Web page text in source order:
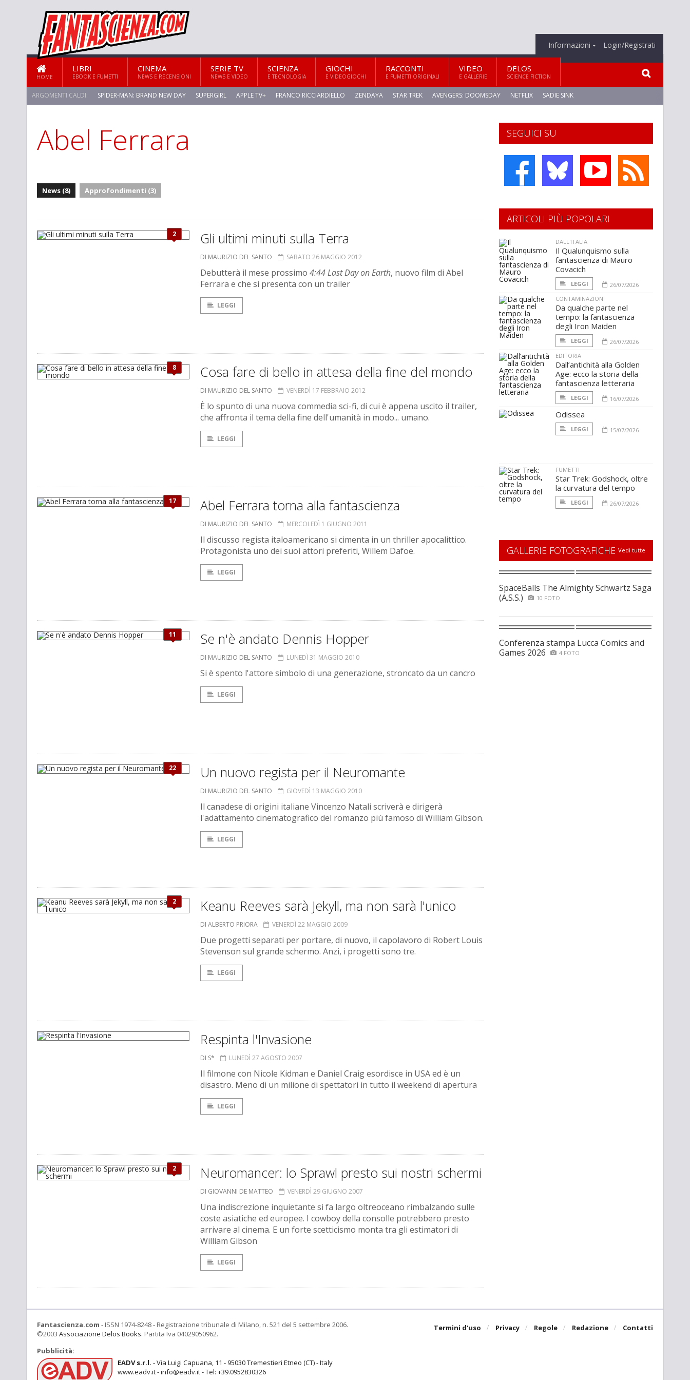
Informazioni Login/Registrati
HOME
LIBRI
EBOOK E FUMETTI
CINEMA
NEWS E RECENSIONI
SERIE TV
NEWS E VIDEO
SCIENZA
E TECNOLOGIA
GIOCHI
E VIDEOGIOCHI
RACCONTI
E FUMETTI ORIGINALI
VIDEO
E GALLERIE
DELOS
SCIENCE FICTION
ARGOMENTI CALDI: SPIDER-MAN: BRAND NEW DAY SUPERGIRL APPLE TV+ FRANCO RICCIARDIELLO ZENDAYA STAR TREK AVENGERS: DOOMSDAY NETFLIX SADIE SINK
STAR TREK: STRANGE NEW WORLDS
Abel Ferrara
News (8) Approfondimenti (3)
2 Gli ultimi minuti sulla Terra
DI MAURIZIO DEL SANTO SABATO 26 MAGGIO 2012
Debutterà il mese prossimo 4:44 Last Day on Earth, nuovo film di Abel
Ferrara e che si presenta con un trailer
LEGGI
8 Cosa fare di bello in attesa della fine del mondo
DI MAURIZIO DEL SANTO VENERDÌ 17 FEBBRAIO 2012
È lo spunto di una nuova commedia sci-fi, di cui è appena uscito il trailer,
che affronta il tema della fine dell'umanità in modo... umano.
LEGGI
17 Abel Ferrara torna alla fantascienza
DI MAURIZIO DEL SANTO MERCOLEDÌ 1 GIUGNO 2011
Il discusso regista italoamericano si cimenta in un thriller apocalittico.
Protagonista uno dei suoi attori preferiti, Willem Dafoe.
LEGGI
11 Se n'è andato Dennis Hopper
DI MAURIZIO DEL SANTO LUNEDÌ 31 MAGGIO 2010
Si è spento l'attore simbolo di una generazione, stroncato da un cancro
LEGGI
22 Un nuovo regista per il Neuromante
DI MAURIZIO DEL SANTO GIOVEDÌ 13 MAGGIO 2010
Il canadese di origini italiane Vincenzo Natali scriverà e dirigerà
l'adattamento cinematografico del romanzo più famoso di William Gibson.
LEGGI
2 Keanu Reeves sarà Jekyll, ma non sarà l'unico
DI ALBERTO PRIORA VENERDÌ 22 MAGGIO 2009
Due progetti separati per portare, di nuovo, il capolavoro di Robert Louis
Stevenson sul grande schermo. Anzi, i progetti sono tre.
LEGGI
Respinta l'Invasione
DI S* LUNEDÌ 27 AGOSTO 2007
Il filmone con Nicole Kidman e Daniel Craig esordisce in USA ed è un
disastro. Meno di un milione di spettatori in tutto il weekend di apertura
LEGGI
2 Neuromancer: lo Sprawl presto sui nostri schermi
DI GIOVANNI DE MATTEO VENERDÌ 29 GIUGNO 2007
Una indiscrezione inquietante si fa largo oltreoceano rimbalzando sulle
coste asiatiche ed europee. I cowboy della consolle potrebbero presto
arrivare al cinema. E un forte scetticismo monta tra gli estimatori di
William Gibson
LEGGI
SEGUICI SU
ARTICOLI PIÙ POPOLARI
DALL'ITALIA
Il Qualunquismo sulla
fantascienza di Mauro
Covacich
LEGGI
26/07/2026
CONTAMINAZIONI
Da qualche parte nel
tempo: la fantascienza
degli Iron Maiden
LEGGI
26/07/2026
EDITORIA
Dall’antichità alla Golden
Age: ecco la storia della
fantascienza letteraria
LEGGI 16/07/2026
Odissea
LEGGI 15/07/2026
FUMETTI
Star Trek: Godshock, oltre
la curvatura del tempo
LEGGI 26/07/2026
GALLERIE FOTOGRAFICHE Vedi tutte
SpaceBalls The Almighty Schwartz Saga
(A.S.S.)
10 FOTO
Conferenza stampa Lucca Comics and
Games 2026
4 FOTO
Termini d'uso Privacy Regole Redazione Contatti
Fantascienza.com - ISSN 1974-8248 - Registrazione tribunale di Milano, n. 521 del 5 settembre 2006.
©2003 Associazione Delos Books. Partita Iva 04029050962.
Pubblicità:
EADV s.r.l. - Via Luigi Capuana, 11 - 95030 Tremestieri Etneo (CT) - Italy
www.eadv.it - info@eadv.it - Tel: +39.0952830326